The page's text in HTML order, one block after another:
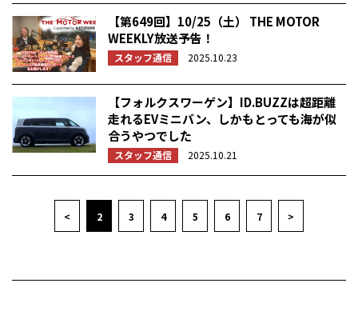
【第649回】10/25（土） THE MOTOR
WEEKLY放送予告！
スタッフ通信 2025.10.23
【フォルクスワーゲン】ID.BUZZは超距離
走れるEVミニバン、しかもとっても海が似
合うやつでした
スタッフ通信 2025.10.21
< 2 3 4 5 6 7 >